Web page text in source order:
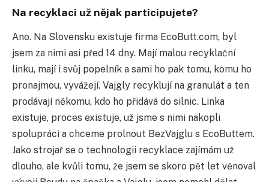
Na recyklaci už nějak participujete?
Ano. Na Slovensku existuje firma EcoButt.com, byl
jsem za nimi asi před 14 dny. Mají malou recyklační
linku, mají i svůj popelník a sami ho pak tomu, komu ho
pronajmou, vyvážejí. Vajgly recyklují na granulát a ten
prodávají někomu, kdo ho přidává do silnic. Linka
existuje, proces existuje, už jsme s nimi nakopli
spolupráci a chceme prolnout BezVajglu s EcoButtem.
Jako strojař se o technologii recyklace zajímám už
dlouho, ale kvůli tomu, že jsem se skoro pět let věnoval